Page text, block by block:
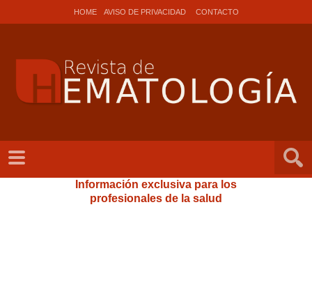
HOME AVISO DE PRIVACIDAD CONTACTO
Información exclusiva para los
profesionales de la salud